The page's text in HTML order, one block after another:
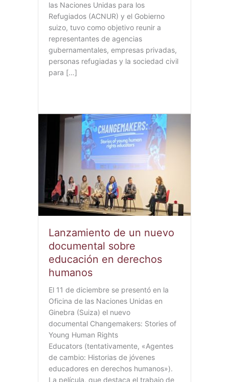
las Naciones Unidas para los
Refugiados (ACNUR) y el Gobierno
suizo, tuvo como objetivo reunir a
representantes de agencias
gubernamentales, empresas privadas,
personas refugiadas y la sociedad civil
para […]
Lanzamiento de un nuevo
documental sobre
educación en derechos
humanos
El 11 de diciembre se presentó en la
Oficina de las Naciones Unidas en
Ginebra (Suiza) el nuevo
documental Changemakers: Stories of
Young Human Rights
Educators (tentativamente, «Agentes
de cambio: Historias de jóvenes
educadores en derechos humanos»).
La película, que destaca el trabajo de